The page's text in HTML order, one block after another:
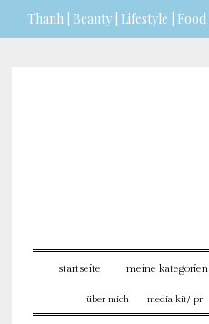
Thanh | Beauty | Lifestyle | Food
startseite meine kategorien
über mich media kit/ pr